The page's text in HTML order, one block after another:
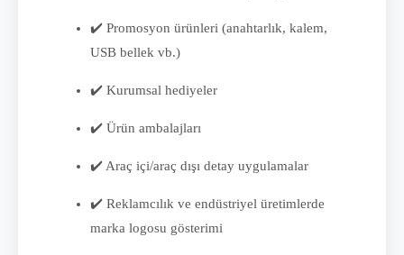
✔️ Promosyon ürünleri (anahtarlık, kalem,
USB bellek vb.)
✔️ Kurumsal hediyeler
✔️ Ürün ambalajları
✔️ Araç içi/araç dışı detay uygulamalar
✔️ Reklamcılık ve endüstriyel üretimlerde
marka logosu gösterimi